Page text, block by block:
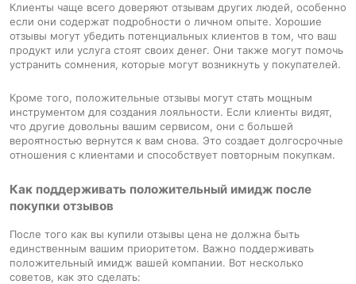
Клиенты чаще всего доверяют отзывам других людей, особенно
если они содержат подробности о личном опыте. Хорошие
отзывы могут убедить потенциальных клиентов в том, что ваш
продукт или услуга стоят своих денег. Они также могут помочь
устранить сомнения, которые могут возникнуть у покупателей.
Кроме того, положительные отзывы могут стать мощным
инструментом для создания лояльности. Если клиенты видят,
что другие довольны вашим сервисом, они с большей
вероятностью вернутся к вам снова. Это создает долгосрочные
отношения с клиентами и способствует повторным покупкам.
Как поддерживать положительный имидж после
покупки отзывов
После того как вы купили отзывы цена не должна быть
единственным вашим приоритетом. Важно поддерживать
положительный имидж вашей компании. Вот несколько
советов, как это сделать: